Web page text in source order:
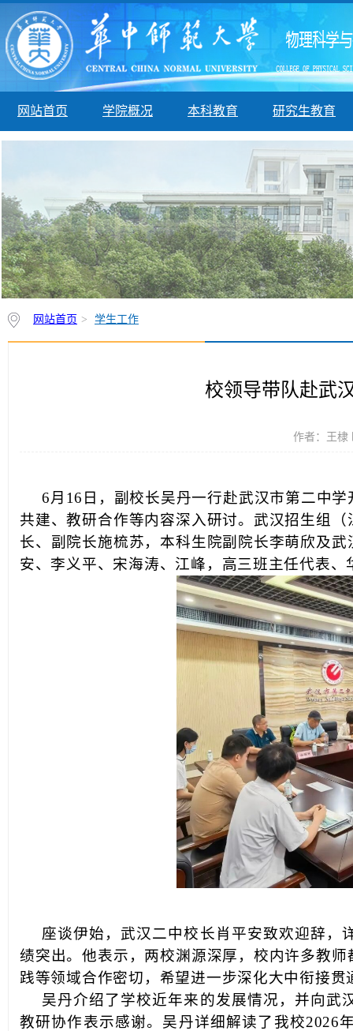
网站首页 学院概况 本科教育 研究生教育
网站首页 > 学生工作
校领导带队赴武
作者：王棣
6月16日，副校长吴丹一行赴武汉市第二中
共建、教研合作等内容深入研讨。武汉招生组
长、副院长施梳苏，本科生院副院长李萌欣及
安、李义平、宋海涛、江峰，高三班主任代表
座谈伊始，武汉二中校长肖平安致欢迎辞，
绩突出。他表示，两校渊源深厚，校内许多教
践等领域合作密切，希望进一步深化大中衔接
吴丹介绍了学校近年来的发展情况，并向武
教研协作表示感谢。吴丹详细解读了我校2026